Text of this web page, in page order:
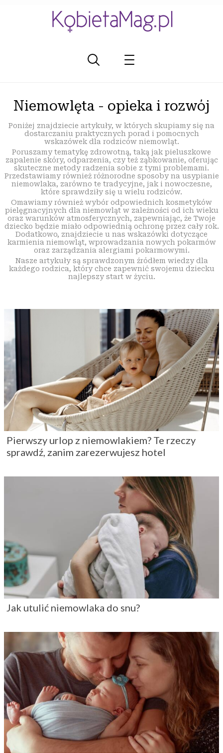
Niemowlęta - opieka i rozwój
Poniżej znajdziecie artykuły, w których skupiamy się na
dostarczaniu praktycznych porad i pomocnych
wskazówek dla rodziców niemowląt.
Poruszamy tematykę zdrowotną, taką jak pieluszkowe
zapalenie skóry, odparzenia, czy też ząbkowanie, oferując
skuteczne metody radzenia sobie z tymi problemami.
Przedstawiamy również różnorodne sposoby na usypianie
niemowlaka, zarówno te tradycyjne, jak i nowoczesne,
które sprawdziły się u wielu rodziców.
Omawiamy również wybór odpowiednich kosmetyków
pielęgnacyjnych dla niemowląt w zależności od ich wieku
oraz warunków atmosferycznych, zapewniając, że Twoje
dziecko będzie miało odpowiednią ochronę przez cały rok.
Dodatkowo, znajdziecie u nas wskazówki dotyczące
karmienia niemowląt, wprowadzania nowych pokarmów
oraz zarządzania alergiami pokarmowymi.
Nasze artykuły są sprawdzonym źródłem wiedzy dla
każdego rodzica, który chce zapewnić swojemu dziecku
najlepszy start w życiu.
Pierwszy urlop z niemowlakiem? Te rzeczy
sprawdź, zanim zarezerwujesz hotel
Jak utulić niemowlaka do snu?